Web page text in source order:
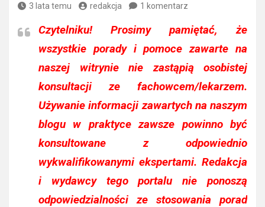
3 lata temu redakcja 1 komentarz
Czytelniku!Prosimy pamiętać, że
wszystkie porady i pomoce zawarte na
naszej witrynie nie zastąpią osobistej
konsultacji ze fachowcem/lekarzem.
Używanie informacji zawartych na naszym
blogu w praktyce zawsze powinno być
konsultowane z odpowiednio
wykwalifikowanymi ekspertami. Redakcja
i wydawcy tego portalu nie ponoszą
odpowiedzialności ze stosowania porad